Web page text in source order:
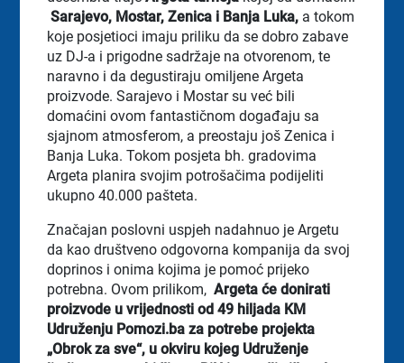
Sarajevo, Mostar, Zenica i Banja Luka, a tokom
koje posjetioci imaju priliku da se dobro zabave
uz DJ-a i prigodne sadržaje na otvorenom, te
naravno i da degustiraju omiljene Argeta
proizvode. Sarajevo i Mostar su već bili
domaćini ovom fantastičnom događaju sa
sjajnom atmosferom, a preostaju još Zenica i
Banja Luka. Tokom posjeta bh. gradovima
Argeta planira svojim potrošačima podijeliti
ukupno 40.000 pašteta.
Značajan poslovni uspjeh nadahnuo je Argetu
da kao društveno odgovorna kompanija da svoj
doprinos i onima kojima je pomoć prijeko
potrebna. Ovom prilikom,Argeta će donirati
proizvode u vrijednosti od 49 hiljada KM
Udruženju Pomozi.ba za potrebe projekta
„Obrok za sve“, u okviru kojeg Udruženje